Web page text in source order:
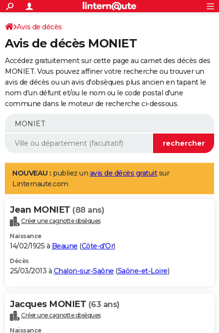
ACTUALITÉS
Politique
Société
Faits Divers
Education
Monde
Villes
+
SPORT
Coupe du monde 2026
Football
Tennis
Cyclisme
Rugby
Forum
Programme TV
TNT
Streaming
Cinéma
Sorties cinéma
Musique
+
FINANCE
Retraite
Epargne
Immobilier
Risques naturels par ville
Banque
Assurance
AUTO
Essais
Réserver un essai
Citadines
Berlines
SUV
Forum auto
+
Mobiles
Meilleur smartphone
Internet
Ordinateurs
Jeux vidéo
Guide high-tech
Aménagement intérieur
LIFESTYLE
Art de vivre
Bien-être
Loisirs
Mode
Modes de vie
Alimentation
Guide de la santé
Maladies
Médicaments
Sommeil
VOYAGE
Destinations
City break
Voyage nature
Voyage de noces
Forum
Climat
+PHOTO
GUIDES D'ACHAT
BONS PLANS
Carte de Noël
Carte Bonne année
Carte Saint-Valentin
Carte Pâques
Carte d'anniversaire
DICTIONNAIRE
Dictionnaire
Biographies
Citations
Expressions
Proverbes
PROGRAMME TV
Avis de décès
Avis de décès MONIET
Accédez gratuitement sur cette page au carnet des décès des
MONIET. Vous pouvez affiner votre recherche ou trouver un
avis de décès ou un avis d'obsèques plus ancien en tapant le
nom d'un défunt et/ou le nom ou le code postal d'une
commune dans le moteur de recherche ci-dessous.
NOUVEAU : publiez un avis de décès gratuitsur
Linternaute.com
Jean MONIET (88 ans)
Créer une cagnotte obsèques
Naissance
14/02/1925 à Beaune (Côte-d'Or)
Décès
25/03/2013 à Chalon-sur-Saône (Saône-et-Loire)
Jacques MONIET (63 ans)
Créer une cagnotte obsèques
Naissance